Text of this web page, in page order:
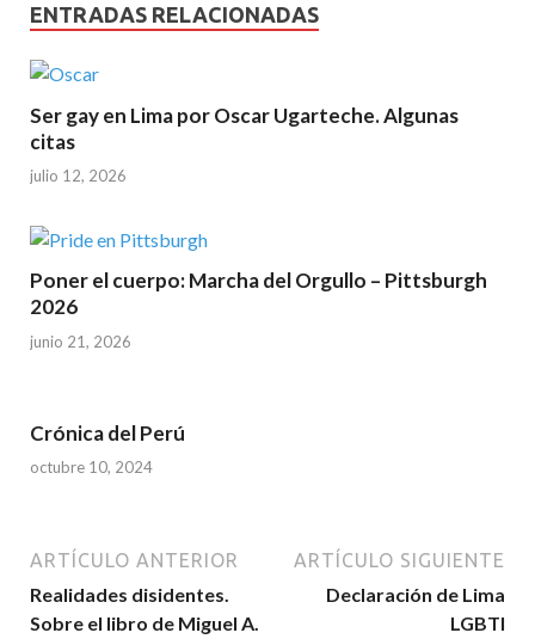
ENTRADAS RELACIONADAS
Ser gay en Lima por Oscar Ugarteche. Algunas
citas
julio 12, 2026
Poner el cuerpo: Marcha del Orgullo – Pittsburgh
2026
junio 21, 2026
Crónica del Perú
octubre 10, 2024
ARTÍCULO ANTERIOR
Realidades disidentes.
Sobre el libro de Miguel A.
ARTÍCULO SIGUIENTE
Declaración de Lima
LGBTI